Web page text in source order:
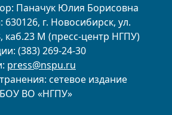
Паначук Юлия Борисовна
г. Новосибирск, ул.
каб.23 М (пресс-центр НГПУ)
(383) 269-24-30
press@nspu.ru
сетевое издание
ВО «НГПУ»